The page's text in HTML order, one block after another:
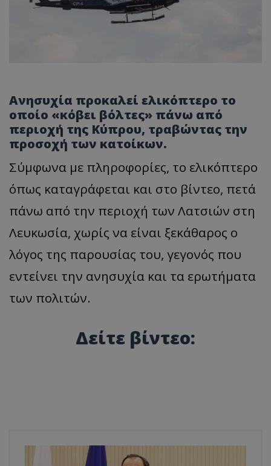
Ανησυχία προκαλεί ελικόπτερο το
οποίο «κόβει βόλτες» πάνω από
περιοχή της Κύπρου, τραβώντας την
προσοχή των κατοίκων.
Σύμφωνα με πληροφορίες, το ελικόπτερο
όπως καταγράφεται και στο βίντεο, πετά
πάνω από την περιοχή των Λατσιών στη
Λευκωσία, χωρίς να είναι ξεκάθαρος ο
λόγος της παρουσίας του, γεγονός που
εντείνει την ανησυχία και τα ερωτήματα
των πολιτών.
Δείτε βίντεο: